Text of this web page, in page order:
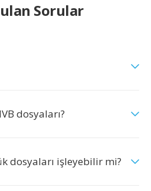
Sorular
dosyaları?
dosyaları işleyebilir mi?